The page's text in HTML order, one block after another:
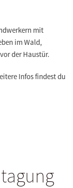
mit
im Wald,
der Haustür.
Infos findest du